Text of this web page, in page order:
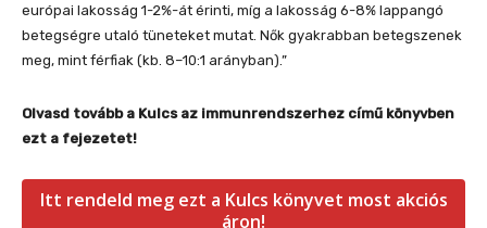
európai lakosság 1-2%-át érinti, míg a lakosság 6-8% lappangó
betegségre utaló tüneteket mutat. Nők gyakrabban betegszenek
meg, mint férfiak (kb. 8–10:1 arányban).”
Olvasd tovább a Kulcs az immunrendszerhez című könyvben
ezt a fejezetet!
Itt rendeld meg ezt a Kulcs könyvet most akciós
áron!